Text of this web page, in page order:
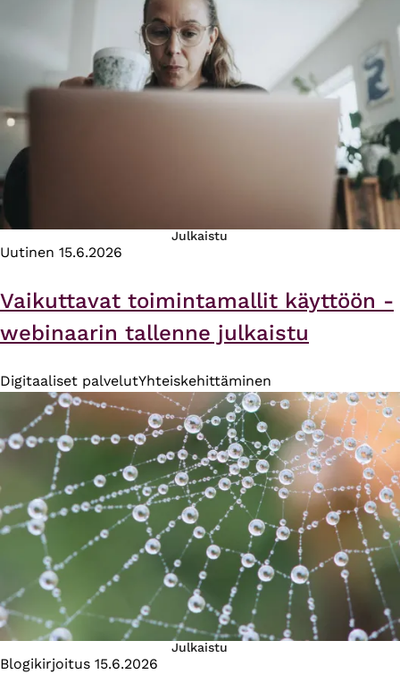
Julkaistu
Uutinen 15.6.2026
Vaikuttavat toimintamallit käyttöön -
webinaarin tallenne julkaistu
Digitaaliset palvelutYhteiskehittäminen
Julkaistu
Blogikirjoitus 15.6.2026